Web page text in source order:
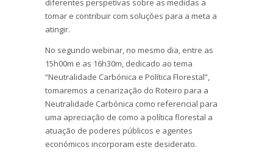
diferentes perspetivas sobre as medidas a
tomar e contribuir com soluções para a meta a
atingir.
No segundo webinar, no mesmo dia, entre as
15h00m e as 16h30m, dedicado ao tema
“Neutralidade Carbónica e Política Florestal”,
tomaremos a cenarização do Roteiro para a
Neutralidade Carbónica como referencial para
uma apreciação de como a política florestal a
atuação de poderes públicos e agentes
económicos incorporam este desiderato.